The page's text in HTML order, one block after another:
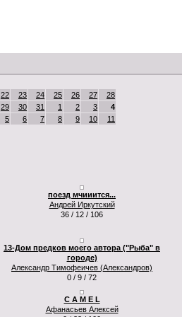
22 23 24 25 26 27
28
29
30 31 1 2 3
4
5
6 7 8 9 10 11
поезд мчииится...
Андрей Иркутский
36 / 12 / 106
13-Дом предков моего автора ("Рыба" в
городе)
Александр Тимофеичев (Александров)
0 / 9 / 72
C A M E L
Афанасьев Алексей